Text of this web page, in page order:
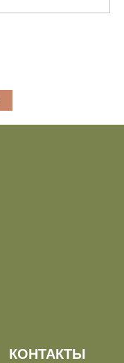
КОНТАКТЫ